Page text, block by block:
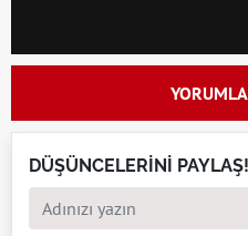
DÜŞÜNCELERİNİ PAYLAŞ!